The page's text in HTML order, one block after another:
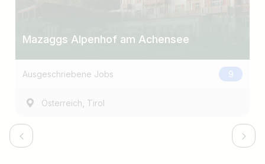
Mazaggs Alpenhof am Achensee
Ausgeschriebene Jobs 9
Österreich, Tirol